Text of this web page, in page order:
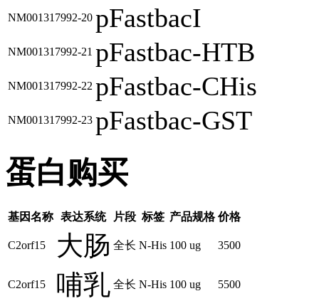
NM001317992-20 pFastbacI
NM001317992-21 pFastbac-HTB
NM001317992-22 pFastbac-CHis
NM001317992-23 pFastbac-GST
蛋白购买
基因名称 表达系统 片段 标签 产品规格 价格
C2orf15 大肠 全长 N-His 100 ug 3500
C2orf15 哺乳 全长 N-His 100 ug 5500